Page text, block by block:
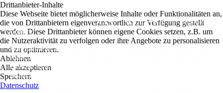
OLLI HELLFIRE| Rock-Pop-
Country
Wenn Olli auf der Bühne steht, dann ist Live-Stimmung garantiert! Genau dies hat er
bereits bei "X-Factor" unter Beweis gestellt. Doch nicht erst seit dem schätzt das
Publikum seine Auftritte als Solo-Künstler mit Gitarre oder kompletter Band-
Besetzung.
Drittanbieter-Inhalte
Diese Webseite bietet möglicherweise Inhalte oder Funktionalitäten an,
die von Drittanbietern eigenverantwortlich zur Verfügung gestellt
werden. Diese Drittanbieter können eigene Cookies setzen, z.B. um
die Nutzeraktivität zu verfolgen oder ihre Angebote zu personalisieren
und zu optimieren.
Ablehnen
Alle akzeptieren
Speichern
Datenschutz